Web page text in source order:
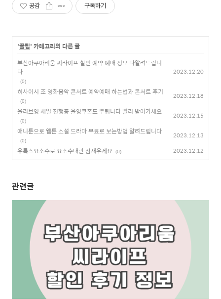
공감 구독하기
'꿀팁' 카테고리의 다른 글
부산아쿠아리움 씨라이프 할인 예약 예매 정보 다알려드립니
다
(0)
2023.12.20
히사이시 조 영화음악 콘서트 예약예매 하는법과 콘서트 후기
(0)
2023.12.18
올리브영 세일 진행중 올영쿠폰도 뿌립니다 빨리 받아가세요
(0)
2023.12.15
애니툰으로 웹툰 소설 드라마 무료로 보는방법 알려드립니다
(0)
2023.12.13
유록스요소수로 요소수대란 잠재우세요 (0) 2023.12.12
관련글